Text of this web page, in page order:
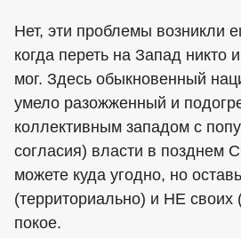
Нет, эти проблемы возникли
когда переть на Запад никто
мог. Здесь обыкновенный
умело разожженный и
коллективным западом с
согласия) власти в позднем
можете куда угодно, но
(территориально) и НЕ своих
покое.